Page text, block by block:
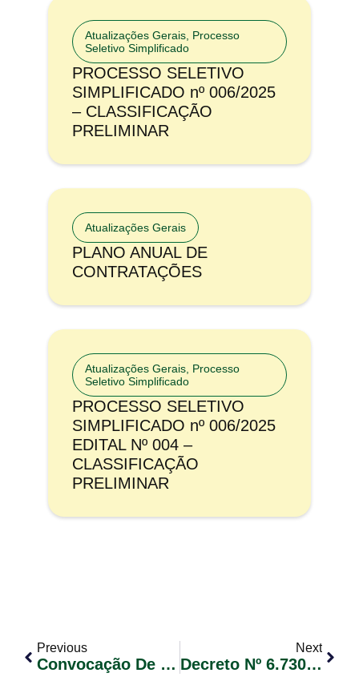
Atualizações Gerais Processo
Seletivo Simplificado
PROCESSO SELETIVO
SIMPLIFICADO nº 006/2025
– CLASSIFICAÇÃO
PRELIMINAR
Atualizações Gerais
PLANO ANUAL DE
CONTRATAÇÕES
Atualizações Gerais Processo
Seletivo Simplificado
PROCESSO SELETIVO
SIMPLIFICADO nº 006/2025
EDITAL Nº 004 –
CLASSIFICAÇÃO
PRELIMINAR
Previous
Convocação De Candidatos Classificados – Concurso Público 02/2023 – Edital Nº 24 (Professor Ensino Fundamental – História)
Next
Decreto Nº 6.730/2024 – Institui A Comissão De Transição De Governo.